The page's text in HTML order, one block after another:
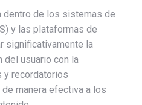
dentro de los sistemas de
y las plataformas de
significativamente la
del usuario con la
y recordatorios
manera efectiva a los